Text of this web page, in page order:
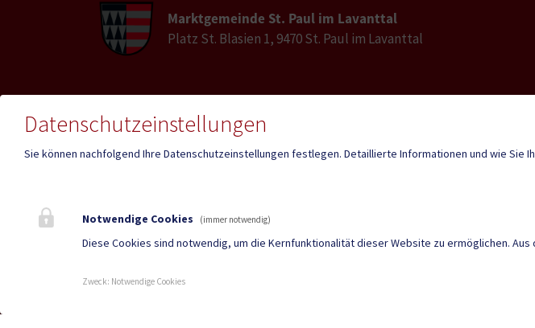
Marktgemeinde St. Paul im Lavanttal
Platz St. Blasien 1, 9470 St. Paul im Lavanttal
Telefon
04357 / 2017
04357 / 2017-30
Datenschutzeinstellungen
Sie können nachfolgend Ihre Datenschutzeinstellungen festlegen. Detaillierte Informationen und wie Sie
Notwendige Cookies (immer notwendig)
Diese Cookies sind notwendig, um die Kernfunktionalität dieser Website zu ermöglichen.
Zweck: Notwendige Cookies